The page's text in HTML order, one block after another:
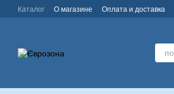
Перейти к основному контенту
Каталог О магазине Оплата и доставка